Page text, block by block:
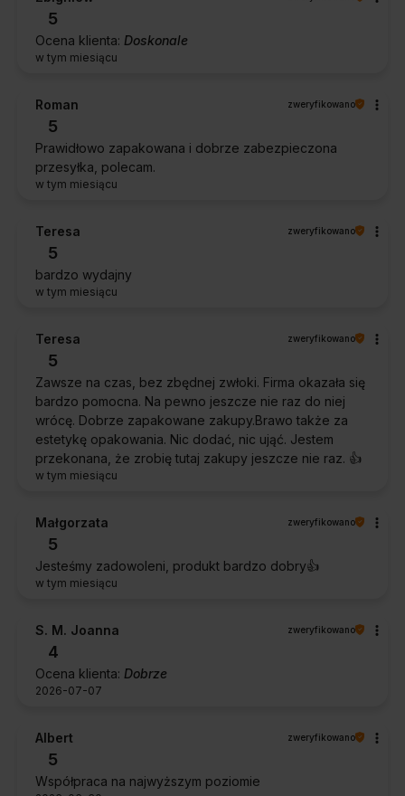
5
Ocena klienta: Doskonale
w tym miesiącu
Roman zweryfikowano
5
Prawidłowo zapakowana i dobrze zabezpieczona
przesyłka, polecam.
w tym miesiącu
Teresa zweryfikowano
5
bardzo wydajny
w tym miesiącu
Teresa zweryfikowano
5
Zawsze na czas, bez zbędnej zwłoki. Firma okazała się
bardzo pomocna. Na pewno jeszcze nie raz do niej
wrócę. Dobrze zapakowane zakupy.Brawo także za
estetykę opakowania. Nic dodać, nic ująć. Jestem
przekonana, że zrobię tutaj zakupy jeszcze nie raz. 👍️
w tym miesiącu
Małgorzata zweryfikowano
5
Jesteśmy zadowoleni, produkt bardzo dobry👍️
w tym miesiącu
S. M. Joanna zweryfikowano
4
Ocena klienta: Dobrze
2026-07-07
Albert zweryfikowano
5
Współpraca na najwyższym poziomie